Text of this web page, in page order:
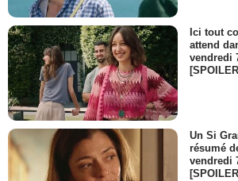
Ici tout
attend
vendredi
Un Si
résumé
vendredi